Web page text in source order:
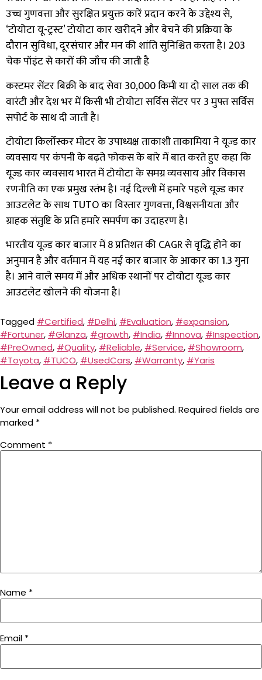
उच्च गुणवत्ता और सुरक्षित प्रयुक्त कारें प्रदान करने के उद्देश्य से,
‘टोयोटा यू-ट्रस्ट’ टोयोटा कार खरीदने और बेचने की प्रक्रिया के
दौरान सुविधा, दूरसंचार और मन की शांति सुनिश्चित करता है। 203
चेक पॉइंट से कारों की जाँच की जाती है
कस्टमर सेंटर बिक्री के बाद सेवा 30,000 किमी या दो साल तक की
वारंटी और देश भर में किसी भी टोयोटा सर्विस सेंटर पर 3 मुफ्त सर्विस
सपोर्ट के साथ दी जाती है।
टोयोटा किर्लोस्कर मोटर के उपाध्यक्ष ताकाशी ताकामिया ने यूज्ड कार
व्यवसाय पर कंपनी के बढ़ते फोकस के बारे में बात करते हुए कहा कि
यूज्ड कार व्यवसाय भारत में टोयोटा के समग्र व्यवसाय और विकास
रणनीति का एक प्रमुख स्तंभ है। नई दिल्ली में हमारे पहले यूज्ड कार
आउटलेट के साथ TUTO का विस्तार गुणवत्ता, विश्वसनीयता और
ग्राहक संतुष्टि के प्रति हमारे समर्पण का उदाहरण है।
भारतीय यूज्ड कार बाजार में 8 प्रतिशत की CAGR से वृद्धि होने का
अनुमान है और वर्तमान में यह नई कार बाजार के आकार का 1.3 गुना
है। आने वाले समय में और अधिक स्थानों पर टोयोटा यूज्ड कार
आउटलेट खोलने की योजना है।
Tagged #Certified, #Delhi, #Evaluation, #expansion,
#Fortuner, #Glanza, #growth, #India, #Innova, #Inspection,
#PreOwned, #Quality, #Reliable, #Service, #Showroom,
#Toyota, #TUCO, #UsedCars, #Warranty, #Yaris
Leave a Reply
Your email address will not be published. Required fields are
marked *
Comment *
Name *
Email *